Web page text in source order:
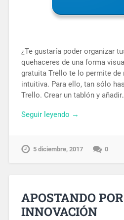
¿Te gustaría poder organizar
quehaceres de una forma
gratuita Trello te lo permite de
intuitiva. Para ello, tan sólo
Trello. Crear un tablón y
Seguir leyendo →
5 diciembre, 2017 0
APOSTANDO
INNOVACIÓN